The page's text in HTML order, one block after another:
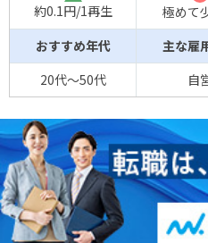
約0.1円/1再生
極めて
おすすめ年代
主な雇
20代～50代
自
YouTuberは、撮影・編集し
ドし、広告収入を得る仕事です
すが、まともな収入になるの
しましょう。